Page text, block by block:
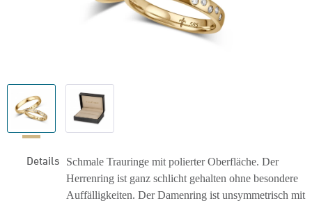
Details
Schmale Trauringe mit polierter Oberfläche. Der
Herrenring ist ganz schlicht gehalten ohne besondere
Auffälligkeiten. Der Damenring ist unsymmetrisch mit